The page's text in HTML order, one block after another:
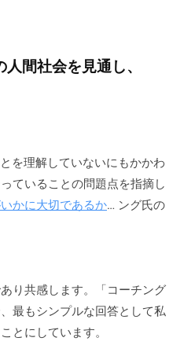
間社会を見通し、
を理解していないにもかかわ
ていることの問題点を指摘し
いかに大切であるか… ング氏の
り共感します。「コーチング
最もシンプルな回答として私
とにしています。